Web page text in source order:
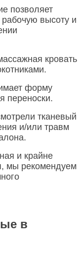
позволяет
высоту и
кровать
форму
переноски.
тканевый
и/или травм
и крайне
мы рекомендуем
в